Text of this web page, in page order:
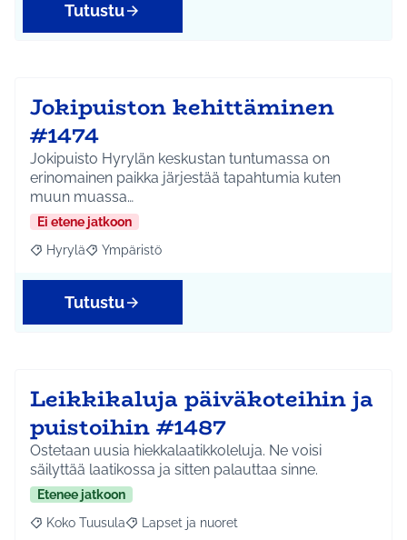
Tutustu
Jokipuiston kehittäminen
#1474
Jokipuisto Hyrylän keskustan tuntumassa on
erinomainen paikka järjestää tapahtumia kuten
muun muassa…
Ei etene jatkoon
Rajaa tulokset aihepiirin mukaan: Hyrylä
Hyrylä Rajaa tulokset teeman mukaan: Ympäristö
Ympäristö
Tutustu
Leikkikaluja päiväkoteihin ja
puistoihin #1487
Ostetaan uusia hiekkalaatikkoleluja. Ne voisi
säilyttää laatikossa ja sitten palauttaa sinne.
Etenee jatkoon
Rajaa tulokset aihepiirin mukaan: Koko Tuusula
Koko Tuusula Rajaa tulokset teeman mukaan: Lapset ja
Lapset ja nuoret